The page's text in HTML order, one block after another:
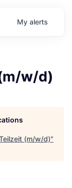
My alerts
w/d)
(m/w/d)"